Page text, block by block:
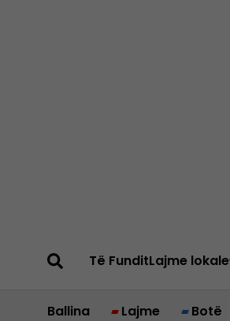
Të FunditLajme lokale
Ballina Lajme Botë